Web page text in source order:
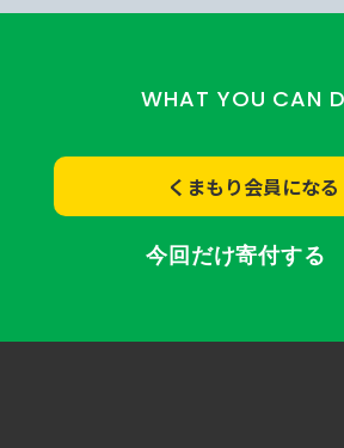
WHAT YOU CAN
くまもり会員になる
今回だけ寄付する